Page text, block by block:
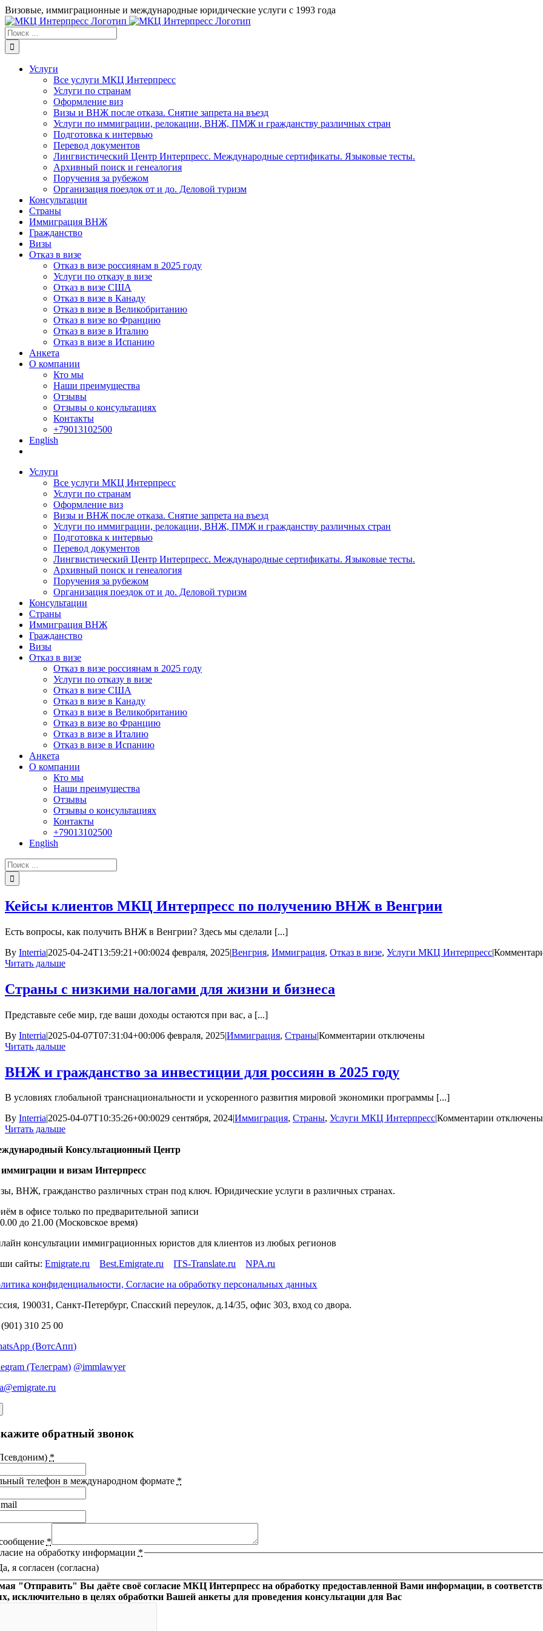
Skip
to
content
Визовые, иммиграционные и международные юридические услуги с 1993 года
Результат
поиска:
Услуги
Все услуги МКЦ Интерпресс
Услуги по странам
Оформление виз
Визы и ВНЖ после отказа. Снятие запрета на въезд
Услуги по иммиграции, релокации, ВНЖ, ПМЖ и гражданству различных стран
Подготовка к интервью
Перевод документов
Лингвистический Центр Интерпресс. Международные сертификаты. Языковые тесты.
Архивный поиск и генеалогия
Поручения за рубежом
Организация поездок от и до. Деловой туризм
Консультации
Страны
Иммиграция ВНЖ
Гражданство
Визы
Отказ в визе
Отказ в визе россиянам в 2025 году
Услуги по отказу в визе
Отказ в визе США
Отказ в визе в Канаду
Отказ в визе в Великобританию
Отказ в визе во Францию
Отказ в визе в Италию
Отказ в визе в Испанию
Анкета
О компании
Кто мы
Наши преимущества
Отзывы
Отзывы о консультациях
Контакты
+79013102500
English
Услуги
Все услуги МКЦ Интерпресс
Услуги по странам
Оформление виз
Визы и ВНЖ после отказа. Снятие запрета на въезд
Услуги по иммиграции, релокации, ВНЖ, ПМЖ и гражданству различных стран
Подготовка к интервью
Перевод документов
Лингвистический Центр Интерпресс. Международные сертификаты. Языковые тесты.
Архивный поиск и генеалогия
Поручения за рубежом
Организация поездок от и до. Деловой туризм
Консультации
Страны
Иммиграция ВНЖ
Гражданство
Визы
Отказ в визе
Отказ в визе россиянам в 2025 году
Услуги по отказу в визе
Отказ в визе США
Отказ в визе в Канаду
Отказ в визе в Великобританию
Отказ в визе во Францию
Отказ в визе в Италию
Отказ в визе в Испанию
Анкета
О компании
Кто мы
Наши преимущества
Отзывы
Отзывы о консультациях
Контакты
+79013102500
English
Результат
поиска:
Кейсы клиентов МКЦ Интерпресс по получению ВНЖ в Венгрии
Есть вопросы, как получить ВНЖ в Венгрии? Здесь мы сделали [...]
By Interria|2025-04-24T13:59:21+00:0024 февраля, 2025|Венгрия, Иммиграция, Отказ в визе, Услуги МКЦ Интерпресс|
Читать дальше
Страны с низкими налогами для жизни и бизнеса
Представьте себе мир, где ваши доходы остаются при вас, а [...]
By Interria|2025-04-07T07:31:04+00:006 февраля, 2025|Иммиграция, Страны|Комментарии к
низкими
жизни
бизнеса
отключены
Читать дальше
ВНЖ и гражданство за инвестиции для россиян в 2025 году
В условиях глобальной транснациональности и ускоренного развития мировой экономики программы [...]
By Interria|2025-04-07T10:35:26+00:0029 сентября, 2024|Иммиграция, Страны, Услуги МКЦ Интерпресс|Комментарии котключены
Читать дальше
Консультационный Центр
иммиграции и визам Интерпресс
ВНЖ, гражданство различных стран под ключ. Юридические услуги в различных странах.
в офисе только по предварительной записи
до 21.00 (Московское время)
консультации иммиграционных юристов для клиентов из любых регионов
сайты:Emigrate.ru Best.Emigrate.ru ITS-Translate.ru
NPA.ru
конфиденциальности, Согласие на обработку персональных данных
190031, Санкт-Петербург, Спасский переулок, д.14/35, офис 303, вход со двора.
310 25 00
(ВотсАпп)
(Телеграм) @immlawyer
обратный звонок
*
телефон в международном формате *
*
на обработку информации *
я согласен (согласна)
"Отправить" Вы даёте своё согласие МКЦ Интерпресс на обработку предоставленной Вами информации, в
исключительно в целях обработки Вашей анкеты для проведения консультации для Вас